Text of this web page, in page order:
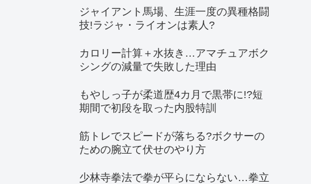
ジャイアント馬場、生涯一度の異種格闘
技!ラジャ・ライオンは素人?
カロリー計算＋水抜き…アマチュアボク
シングの減量で失敗した理由
もやしっ子が柔道歴4カ月で黒帯に!?短
期間で初段を取った内股特訓
筋トレでスピードが落ちる?ボクサーの
ための腕立て伏せのやり方
少林寺拳法で拳が平らにならない…拳立